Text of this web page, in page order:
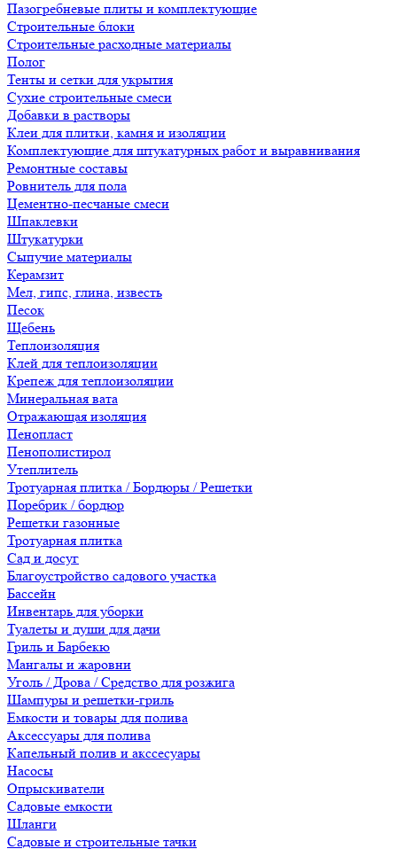
Пазогребневые плиты и комплектующие
Строительные блоки
Строительные расходные материалы
Полог
Тенты и сетки для укрытия
Сухие строительные смеси
Добавки в растворы
Клеи для плитки, камня и изоляции
Комплектующие для штукатурных работ и выравнивания
Ремонтные составы
Ровнитель для пола
Цементно-песчаные смеси
Шпаклевки
Штукатурки
Сыпучие материалы
Керамзит
Мел, гипс, глина, известь
Песок
Щебень
Теплоизоляция
Клей для теплоизоляции
Крепеж для теплоизоляции
Минеральная вата
Отражающая изоляция
Пенопласт
Пенополистирол
Утеплитель
Тротуарная плитка / Бордюры / Решетки
Поребрик / бордюр
Решетки газонные
Тротуарная плитка
Сад и досуг
Благоустройство садового участка
Бассейн
Инвентарь для уборки
Туалеты и души для дачи
Гриль и Барбекю
Мангалы и жаровни
Уголь / Дрова / Средство для розжига
Шампуры и решетки-гриль
Емкости и товары для полива
Аксессуары для полива
Капельный полив и акссесуары
Насосы
Опрыскиватели
Садовые емкости
Шланги
Садовые и строительные тачки